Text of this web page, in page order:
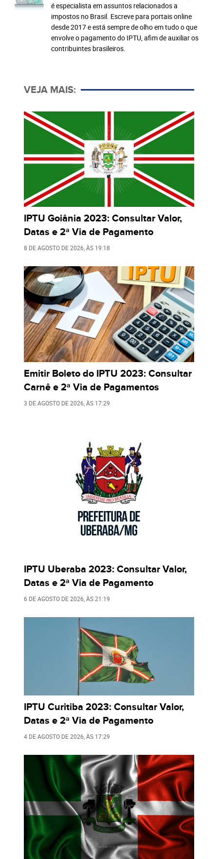
é especialista em assuntos relacionados a
impostos no Brasil. Escreve para portais online
desde 2017 e está sempre de olho em tudo o que
envolve o pagamento do IPTU, afim de auxiliar os
contribuintes brasileiros.
VEJA MAIS:
IPTU Goiânia 2023: Consultar Valor,
Datas e 2ª Via de Pagamento
8 DE AGOSTO DE 2026 , ÀS 19:18
Emitir Boleto do IPTU 2023: Consultar
Carnê e 2ª Via de Pagamentos
3 DE AGOSTO DE 2026 , ÀS 17:29
IPTU Uberaba 2023: Consultar Valor,
Datas e 2ª Via de Pagamento
6 DE AGOSTO DE 2026 , ÀS21:19
IPTU Curitiba 2023: Consultar Valor,
Datas e 2ª Via de Pagamento
4 DE AGOSTO DE 2026 , ÀS 17:29